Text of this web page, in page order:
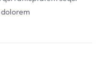
dolorem